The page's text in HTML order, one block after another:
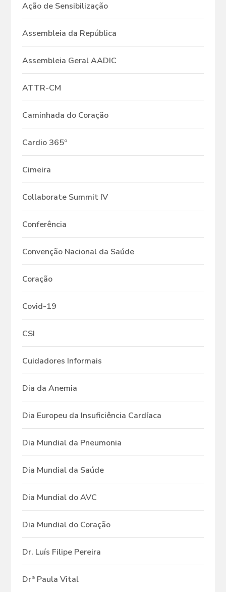
Ação de Sensibilização
Assembleia da República
Assembleia Geral AADIC
ATTR-CM
Caminhada do Coração
Cardio 365º
Cimeira
Collaborate Summit IV
Conferência
Convenção Nacional da Saúde
Coração
Covid-19
CSI
Cuidadores Informais
Dia da Anemia
Dia Europeu da Insuficiência Cardíaca
Dia Mundial da Pneumonia
Dia Mundial da Saúde
Dia Mundial do AVC
Dia Mundial do Coração
Dr. Luís Filipe Pereira
Drª Paula Vital